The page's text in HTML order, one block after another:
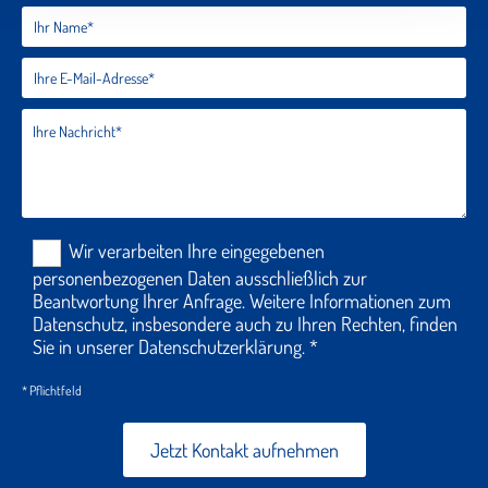
Wir verarbeiten Ihre eingegebenen
personenbezogenen Daten ausschließlich zur
Beantwortung Ihrer Anfrage. Weitere Informationen zum
Datenschutz, insbesondere auch zu Ihren Rechten, finden
Sie in unserer Datenschutzerklärung. *
* Pflichtfeld